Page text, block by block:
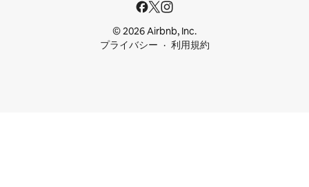
© 2026 Airbnb, Inc.
プライバシー
利用規約